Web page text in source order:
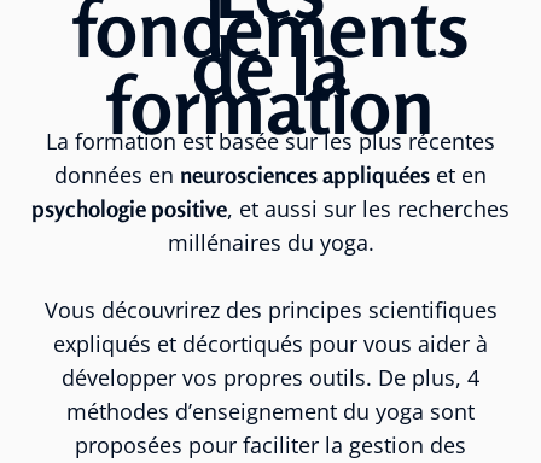
fondements
de la
formation
La formation est basée sur les plus récentes
données en neurosciences appliquées et en
psychologie positive, et aussi sur les recherches
millénaires du yoga.
Vous découvrirez des principes scientifiques
expliqués et décortiqués pour vous aider à
développer vos propres outils. De plus, 4
méthodes d’enseignement du yoga sont
proposées pour faciliter la gestion des